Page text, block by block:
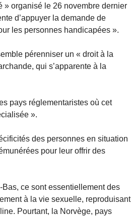
» organisé le 26 novembre dernier
d’appuyer la demande de
les personnes handicapées ».
pérenniser un « droit à la
qui s’apparente à la
pays réglementaristes où cet
».
des personnes en situation
pour leur offrir des
ce sont essentiellement des
à la vie sexuelle, reproduisant
Pourtant, la Norvège, pays